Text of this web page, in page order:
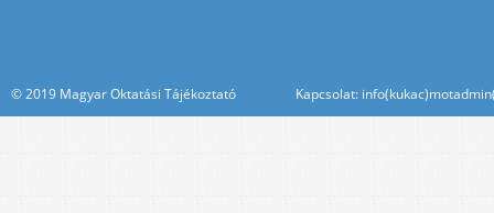
© 2019 Magyar Oktatási Tájékoztató Kapcsolat: